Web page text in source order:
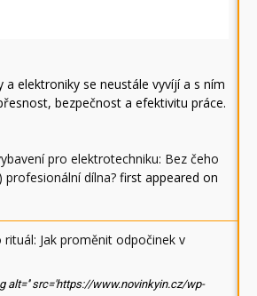
a elektroniky se neustále vyvíjí a s ním
bezpečnost a efektivitu práce.
pro elektrotechniku: Bez čeho
profesionální dílna? first appeared on
rituál: Jak proměnit odpočinek v
alt='' src='https://www.novinkyin.cz/wp-